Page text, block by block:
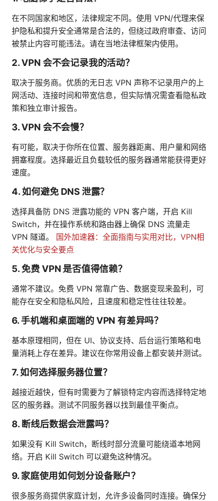
在不同国家和地区，法律规定不同。使用 VPN/代理来保
护隐私和提升安全通常是合法的，但绕过政府审查、访问
被禁止内容可能违法。请在当地法律框架内使用。
2. VPN 会不会记录我的活动？
取决于服务商。优质的无日志 VPN 声称不记录用户的上
网活动、连接时间和带宽信息，但实际情况需查看隐私政
策和独立审计报告。
3. VPN 会不会慢？
有可能，取决于你所在位置、服务器距离、用户量和网络
拥塞程度。选择最近且负载较低的服务器通常能获得更好
速度。
4. 如何避免 DNS 泄露？
选择具备防 DNS 泄露功能的 VPN 客户端，开启 Kill
Switch，并在操作系统和路由器上确保 DNS 流量走
VPN 隧道。 国外加速器：全面指南与实用对比，VPN相
关优化与安全要点
5. 免费 VPN 是否值得信赖？
通常不建议。免费 VPN 常靠广告、数据变现来盈利，可
能存在安全和隐私风险，且速度和稳定性往往较差。
6. 手机端和桌面端的 VPN 有差异吗？
基本原理相同，但在 UI、协议支持、后台运行策略和电
量消耗上存在差异。建议在你常用设备上都安装并测试。
7. 如何选择服务器位置？
越接近越快，但有时需要为了解锁特定内容而选择特定地
区的服务器。测试不同服务器以找到最佳平衡点。
8. 断线后数据会泄露吗？
如果没有 Kill Switch，断线时部分流量可能绕道本地网
络。开启 Kill Switch 可以避免这种情况。
9. 家庭使用如何划分设备账户？
很多服务商提供家庭计划，允许多设备同时连接。确保分